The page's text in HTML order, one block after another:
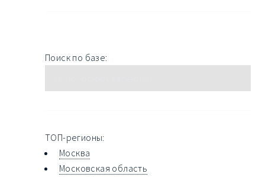
Поиск по базе:
ТОП-регионы:
Москва
Московская область